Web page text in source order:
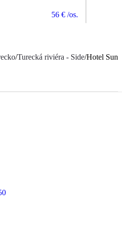
56 € /os.
/Turecká riviéra - Side/Hotel